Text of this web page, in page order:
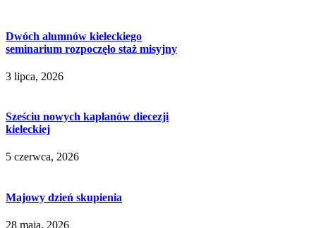
Dwóch alumnów kieleckiego
seminarium rozpoczęło staż misyjny
3 lipca, 2026
Sześciu nowych kapłanów diecezji
kieleckiej
5 czerwca, 2026
Majowy dzień skupienia
28 maja, 2026